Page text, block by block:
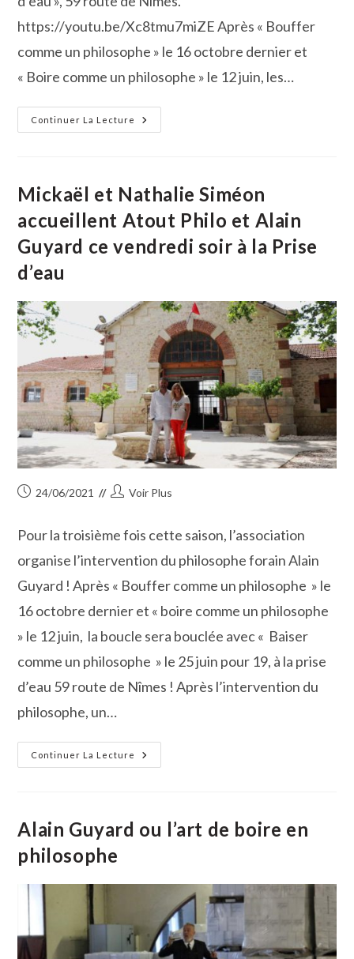
https://youtu.be/Xc8tmu7miZE Après « Bouffer
comme un philosophe » le 16 octobre dernier et
« Boire comme un philosophe » le 12 juin, les…
Continuer La Lecture
La
Nourriture,
Sexe…
Le
Philosophique
D’Alain
Guyard
Mickaël et Nathalie Siméon
accueillent Atout Philo et Alain
Guyard ce vendredi soir à la Prise
d’eau
Publication
24/06/2021
Auteur/autrice
publication :
Voir Plus
Pour la troisième fois cette saison, l’association
organise l’intervention du philosophe forain Alain
Guyard ! Après « Bouffer comme un philosophe » le
16 octobre dernier et « boire comme un philosophe
» le 12 juin, la boucle sera bouclée avec « Baiser
comme un philosophe » le 25 juin pour 19, à la prise
d’eau 59 route de Nîmes ! Après l’intervention du
philosophe, un…
Continuer La Lecture
Mickaël
Et
Et
Soir
Prise
D’eau
Alain Guyard ou l’art de boire en
philosophe